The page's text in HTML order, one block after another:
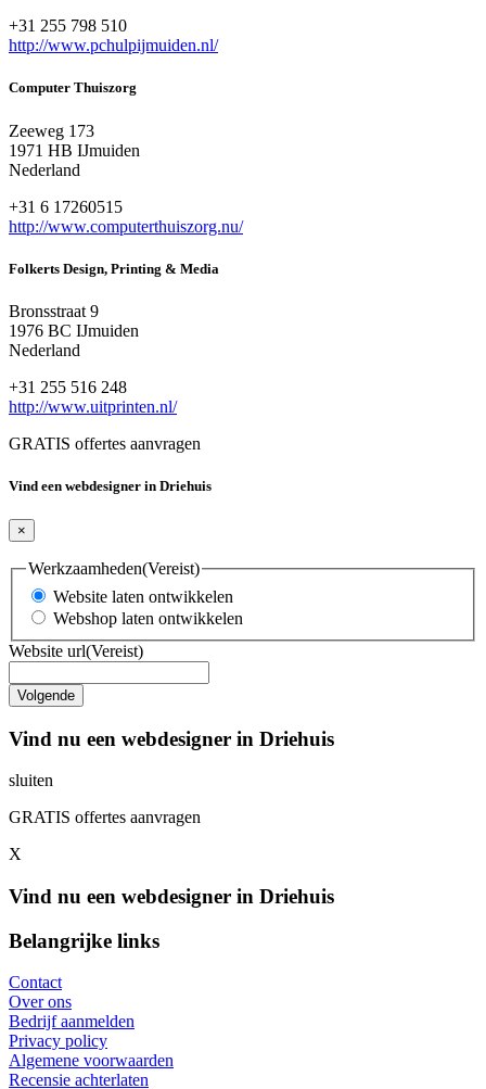
+31 255 798 510
http://www.pchulpijmuiden.nl/
Computer Thuiszorg
Zeeweg 173
1971 HB IJmuiden
Nederland
+31 6 17260515
http://www.computerthuiszorg.nu/
Folkerts Design, Printing & Media
Bronsstraat 9
1976 BC IJmuiden
Nederland
+31 255 516 248
http://www.uitprinten.nl/
GRATIS offertes aanvragen
Vind een webdesigner in Driehuis
×
Werkzaamheden(Vereist)
Website laten ontwikkelen
Webshop laten ontwikkelen
Website url(Vereist)
Vind nu een webdesigner in Driehuis
sluiten
GRATIS offertes aanvragen
X
Vind nu een webdesigner in Driehuis
Belangrijke links
Contact
Over ons
Bedrijf aanmelden
Privacy policy
Algemene voorwaarden
Recensie achterlaten